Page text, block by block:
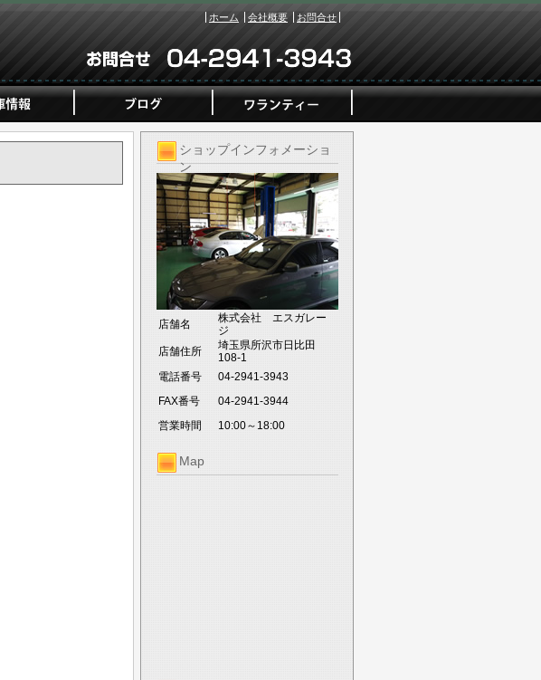
ホーム 会社概要 お問合せ
ショップインフォメーショ
ン
店舗名
株式会社 エスガレー
ジ
店舗住所
埼玉県所沢市日比田
108-1
電話番号
04-2941-3943
FAX番号
04-2941-3944
営業時間
10:00～18:00
Map